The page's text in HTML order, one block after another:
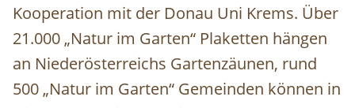
Kooperation mit der Donau Uni Krems. Über
21.000 „Natur im Garten“ Plaketten hängen
an Niederösterreichs Gartenzäunen, rund
500 „Natur im Garten“ Gemeinden können in